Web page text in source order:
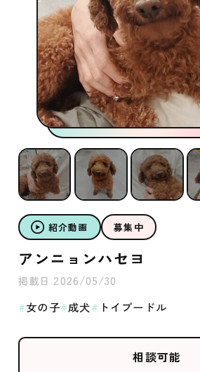
紹介動画 募集中
アンニョンハセヨ
掲載日 2026/05/30
女の子 成犬 トイプードル
相談可能